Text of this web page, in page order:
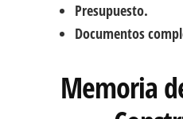
Presupuesto.
Documentos
Memoria